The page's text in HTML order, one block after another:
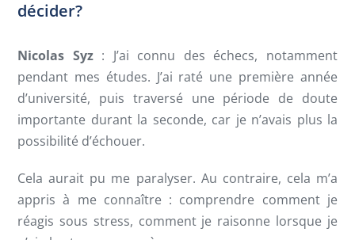
décider?
Nicolas Syz: J’ai connu des échecs, notamment
pendant mes études. J’ai raté une première année
d’université, puis traversé une période de doute
importante durant la seconde, car je n’avais plus la
possibilité d’échouer.
Cela aurait pu me paralyser. Au contraire, cela m’a
appris à me connaître : comprendre comment je
réagis sous stress, comment je raisonne lorsque je